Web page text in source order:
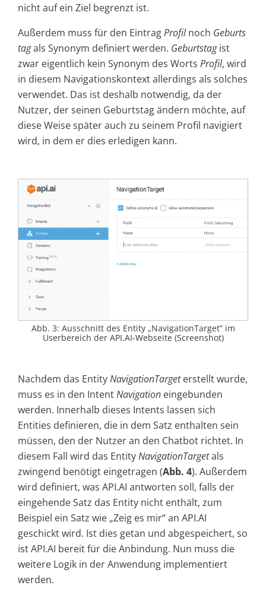
nicht auf ein Ziel begrenzt ist.
Außerdem muss für den EintragProfilnoch Geburts
tagals Synonym definiert werden. Geburtstagist
zwar eigentlich kein Synonym des Worts Profil, wird
in diesem Navigationskontext allerdings als solches
verwendet. Das ist deshalb notwendig, da der
Nutzer, der seinen Geburtstag ändern möchte, auf
diese Weise später auch zu seinem Profil navigiert
wird, in dem er dies erledigen kann.
Abb. 3: Ausschnitt des Entity „NavigationTarget“ im
Userbereich der API.AI-Webseite (Screenshot)
Nachdem das EntityNavigationTargeterstellt wurde,
muss es in den IntentNavigation eingebunden
werden. Innerhalb dieses Intents lassen sich
Entities definieren, die in dem Satz enthalten sein
müssen, den der Nutzer an den Chatbot richtet. In
diesem Fall wird das EntityNavigationTargetals
zwingend benötigt eingetragen (Abb. 4). Außerdem
wird definiert, was API.AI antworten soll, falls der
eingehende Satz das Entity nicht enthält, zum
Beispiel ein Satz wie „Zeig es mir“ an API.AI
geschickt wird. Ist dies getan und abgespeichert, so
ist API.AI bereit für die Anbindung. Nun muss die
weitere Logik in der Anwendung implementiert
werden.